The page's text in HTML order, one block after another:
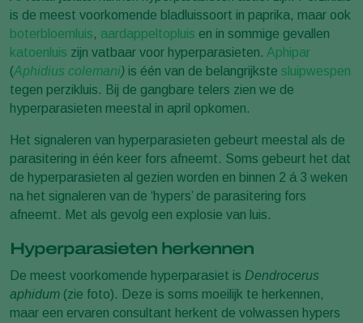
is de meest voorkomende bladluissoort in paprika, maar ook
boterbloemluis, aardappeltopluis en in sommige gevallen
katoenluis zijn vatbaar voor hyperparasieten. Aphipar
(Aphidius colemani) is één van de belangrijkste sluipwespen
tegen perzikluis. Bij de gangbare telers zien we de
hyperparasieten meestal in april opkomen.
Het signaleren van hyperparasieten gebeurt meestal als de
parasitering in één keer fors afneemt. Soms gebeurt het dat
de hyperparasieten al gezien worden en binnen 2 á 3 weken
na het signaleren van de ‘hypers’ de parasitering fors
afneemt. Met als gevolg een explosie van luis.
Hyperparasieten herkennen
De meest voorkomende hyperparasiet is Dendrocerus
aphidum (zie foto). Deze is soms moeilijk te herkennen,
maar een ervaren consultant herkent de volwassen hypers